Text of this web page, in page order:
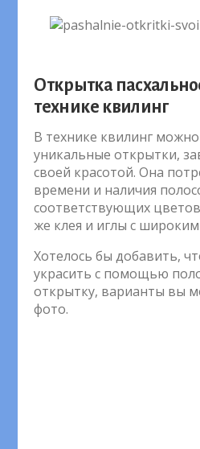
Открытка
технике квилинг
В технике квилинг
уникальные открытки,
своей красотой. Она
времени и наличия
соответствующих
же клея и иглы с
Хотелось бы добавить,
украсить с помощью
открытку, варианты вы
фото.